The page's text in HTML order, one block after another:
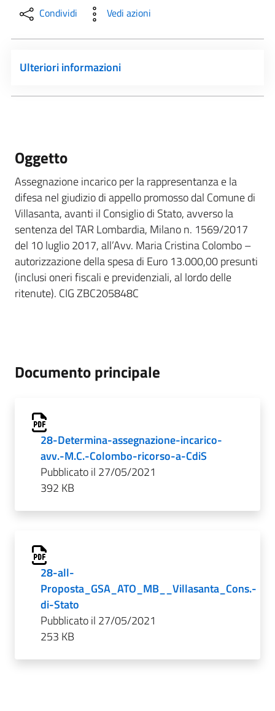
Condividi Vedi azioni
Ulteriori informazioni
Oggetto
Assegnazione incarico per la rappresentanza e la
difesa nel giudizio di appello promosso dal Comune di
Villasanta, avanti il Consiglio di Stato, avverso la
sentenza del TAR Lombardia, Milano n. 1569/2017
del 10 luglio 2017, all’Avv. Maria Cristina Colombo –
autorizzazione della spesa di Euro 13.000,00 presunti
(inclusi oneri fiscali e previdenziali, al lordo delle
ritenute). CIG ZBC205848C
Documento principale
28-Determina-assegnazione-incarico-
avv.-M.C.-Colombo-ricorso-a-CdiS
Pubblicato il 27/05/2021
392 KB
28-all-
Proposta_GSA_ATO_MB__Villasanta_Cons.-
di-Stato
Pubblicato il 27/05/2021
253 KB